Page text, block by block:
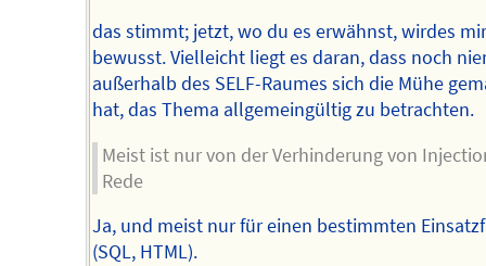
das stimmt; jetzt, wo du es erwähnst, wirdes
bewusst. Vielleicht liegt es daran, dass noch
außerhalb des SELF-Raumes sich die Mühe
hat, das Thema allgemeingültig zu betrachten.
Meist ist nur von der Verhinderung von
Rede
Ja, und meist nur für einen bestimmten
(SQL, HTML).